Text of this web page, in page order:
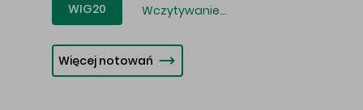
WIG20 Wczytywanie...
Więcej notowań